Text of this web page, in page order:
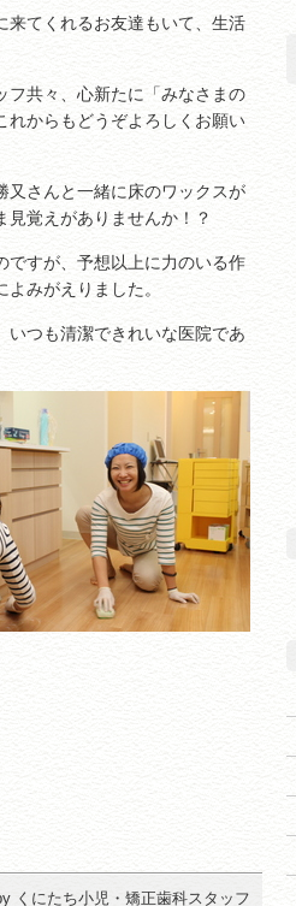
来てくれるお友達もいて、生活
フ共々、心新たに「みなさまの
れからもどうぞよろしくお願い
又さんと一緒に床のワックスが
覚えがありませんか！？
ですが、予想以上に力のいる作
みがえりました。
いつも清潔できれいな医院であ
くにたち小児・矯正歯科スタッフ